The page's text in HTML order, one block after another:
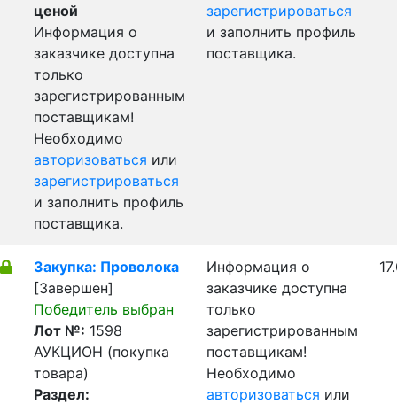
ценой
Информация о
заказчике доступна
только
зарегистрированным
поставщикам!
Необходимо
авторизоваться или
зарегистрироваться
и заполнить профиль
поставщика.
зарегистрироваться
и заполнить профиль
поставщика.
Закупка: Проволока
[Завершен]
Победитель выбран
Лот №: 1598
АУКЦИОН (покупка
товара)
Раздел:
Информация о
заказчике доступна
только
зарегистрированным
поставщикам!
Необходимо
авторизоваться или